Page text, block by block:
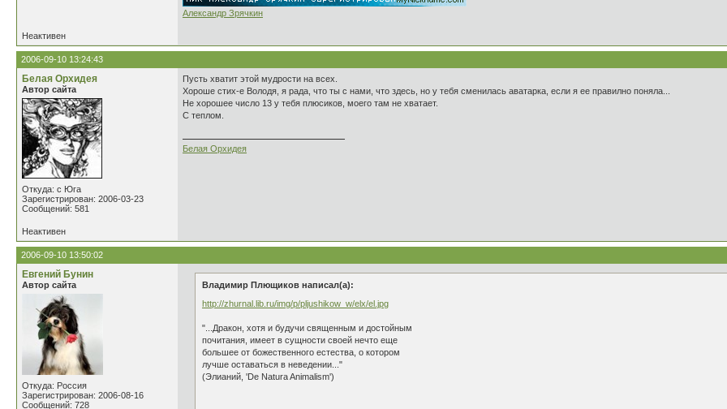
Александр Зрячкин
Неактивен
2006-09-10 13:24:43
Белая Орхидея
Автор сайта
Откуда: с Юга
Зарегистрирован: 2006-03-23
Сообщений: 581
Пусть хватит этой мудрости на всех.
Хороше стих-е Володя, я рада, что ты с нами, что здесь, но у тебя сменилась аватарка, если я ее правилно поняла...
Не хорошее число 13 у тебя плюсиков, моего там не хватает.
С теплом.
Белая Орхидея
Неактивен
2006-09-10 13:50:02
Евгений Бунин
Автор сайта
Откуда: Россия
Зарегистрирован: 2006-08-16
Сообщений: 728
Владимир Плющиков написал(а):
http://zhurnal.lib.ru/img/p/pljushikow_w/elx/el.jpg
"...Дракон, хотя и будучи священным и достойным
почитания, имеет в сущности своей нечто еще
большее от божественного естества, о котором
лучше оставаться в неведении..."
(Элианий, 'De Natura Animalism')